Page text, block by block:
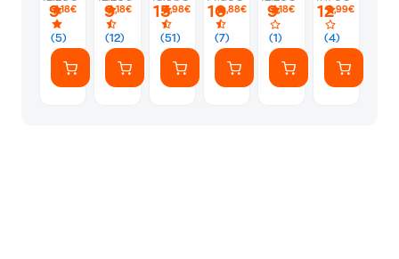
(5)
9,18€
Ιστορία
Γ'
Γυμνασίου
(12)
9,18€
(51)
15,98€
(7)
10,88€
(1)
9,18€
(4)
12,99€